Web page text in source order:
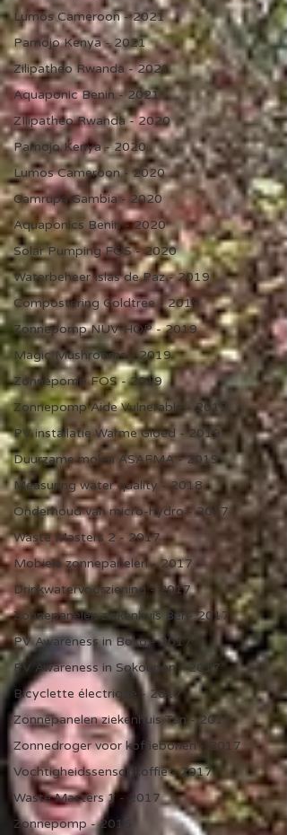
Lumos Cameroon - 2021
Pamojo Kenya - 2021
Zilipatheo Rwanda - 2021
Aquaponic Benin - 2021
ZIlipatheo Rwanda - 2020
Pamojo Kenya - 2020
Lumos Cameroon - 2020
Gamrupa Gambia - 2020
Aquaponics Benin - 2020
Solar Pumping FOS - 2020
Waterbeheer Islas de Paz - 2019
Compostering Goldtree - 2019
Zonnepomp NUV HOP - 2019
Magic Mushrooms - 2019
Zonnepomp FOS - 2019
Zonnepomp Aide Vulnerable - 2019
PV installatie Warme Gloed - 2019
Duurzame molen ASAFMA - 2019
Measuring water quality - 2018
Onderhoud van micro-hydro - 2017
Waste Masters 2 - 2017
Mobiele zonnepanelen - 2017
Drinkwatervoorziening - 2017
Zonnepanelen ziekenhuis Ben- 2017
PV Awareness in Boko - 2017
PV Awareness in Sokounon - 2017
Bicyclette électrique - 2017
Zonnepanelen ziekenhuis Tan - 2017
Zonnedroger voor koffiebonen - 2017
Vochtigheidssensor koffie - 2017
Waste Masters 1 - 2017
Zonnepomp - 2016